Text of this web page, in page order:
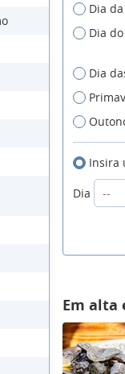
Dia
Dia
Dia
Insira
Dia
Em alta